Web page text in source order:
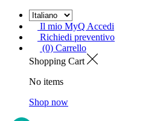
Il mio MyQ Accedi
Richiedi preventivo
(0) Carrello
Shopping Cart
No items
Shop now